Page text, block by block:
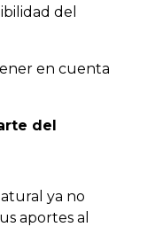
del
en cuenta
del
ya no
aportes al